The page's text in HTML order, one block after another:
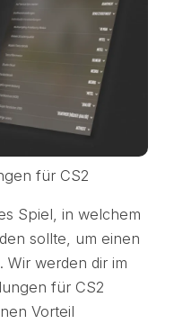
für CS2
Spiel, in welchem
sollte, um einen
Wir werden dir im
für CS2
Vorteil